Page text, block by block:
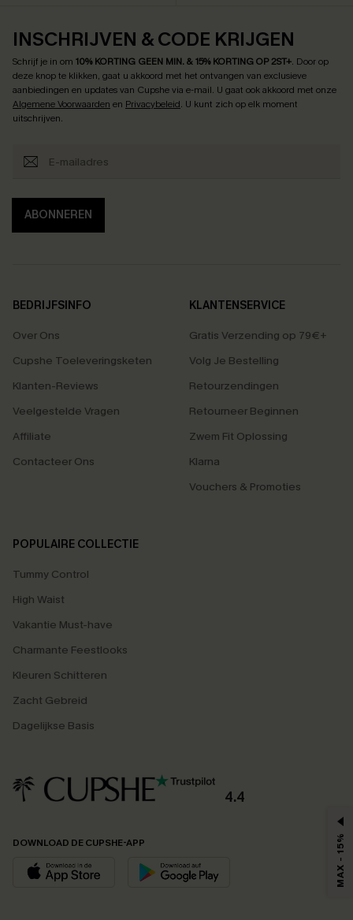
INSCHRIJVEN & CODE KRIJGEN
Schrijf je in om 10% KORTING GEEN MIN. & 15% KORTING OP 2ST+. Door op
deze knop te klikken, gaat u akkoord met het ontvangen van exclusieve
aanbiedingen en updates van Cupshe via e-mail. U gaat ook akkoord met onze
Algemene Voorwaarden en Privacybeleid. U kunt zich op elk moment
uitschrijven.
ABONNEREN
BEDRIJFSINFO
Over Ons
Cupshe Toeleveringsketen
Klanten-Reviews
Veelgestelde Vragen
Affiliate
Contacteer Ons
KLANTENSERVICE
Gratis Verzending op 79€+
Volg Je Bestelling
Retourzendingen
Retourneer Beginnen
Zwem Fit Oplossing
Klarna
Vouchers & Promoties
POPULAIRE COLLECTIE
Tummy Control
High Waist
Vakantie Must-have
Charmante Feestlooks
Kleuren Schitteren
Zacht Gebreid
Dagelijkse Basis
4.4
DOWNLOAD DE CUPSHE-APP MAX - 15%